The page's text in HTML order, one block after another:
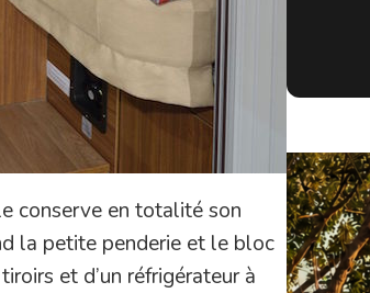
conserve en totalité son
la petite penderie et le bloc
et d’un réfrigérateur à